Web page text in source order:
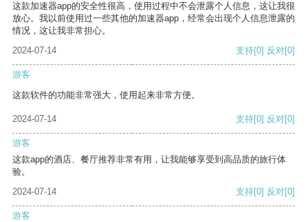
这款加速器app的安全性很高，使用过程中不会泄露个人信息，这让我很
放心。我以前使用过一些其他的加速器app，经常会出现个人信息泄露的
情况，这让我非常担心。
2024-07-14
支持[0] 反对[0]
游客
这款软件的功能非常强大，使用起来非常方便。
2024-07-14 支持[0] 反对[0]
游客
这款app的酒店、餐厅推荐非常有用，让我能够享受到高品质的旅行体
验。
2024-07-14
支持[0] 反对[0]
游客